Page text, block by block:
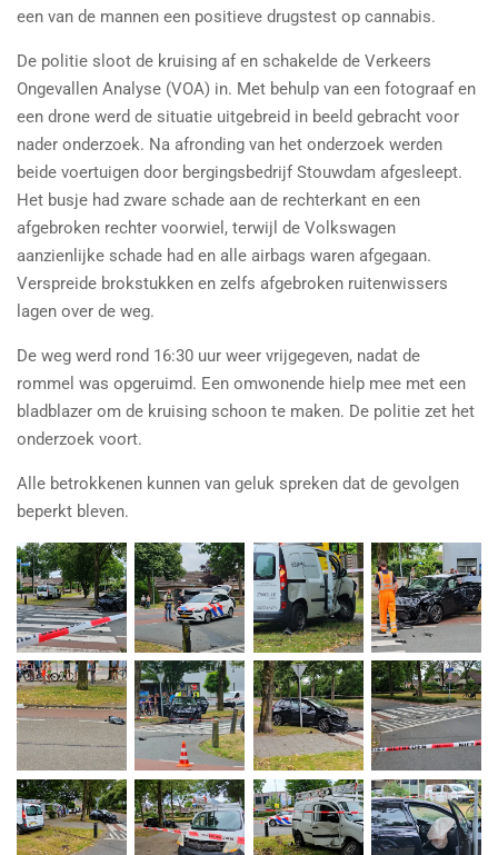
een van de mannen een positieve drugstest op cannabis.
De politie sloot de kruising af en schakelde de Verkeers
Ongevallen Analyse (VOA) in. Met behulp van een fotograaf en
een drone werd de situatie uitgebreid in beeld gebracht voor
nader onderzoek. Na afronding van het onderzoek werden
beide voertuigen door bergingsbedrijf Stouwdam afgesleept.
Het busje had zware schade aan de rechterkant en een
afgebroken rechter voorwiel, terwijl de Volkswagen
aanzienlijke schade had en alle airbags waren afgegaan.
Verspreide brokstukken en zelfs afgebroken ruitenwissers
lagen over de weg.
De weg werd rond 16:30 uur weer vrijgegeven, nadat de
rommel was opgeruimd. Een omwonende hielp mee met een
bladblazer om de kruising schoon te maken. De politie zet het
onderzoek voort.
Alle betrokkenen kunnen van geluk spreken dat de gevolgen
beperkt bleven.